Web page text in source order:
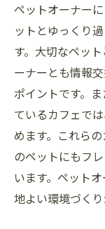
ペットオーナー
ットとゆっくり
す。大切なペッ
ーナーとも情報
ポイントです。
ているカフェで
めます。これら
のペットにもフ
います。ペット
地よい環境づくり